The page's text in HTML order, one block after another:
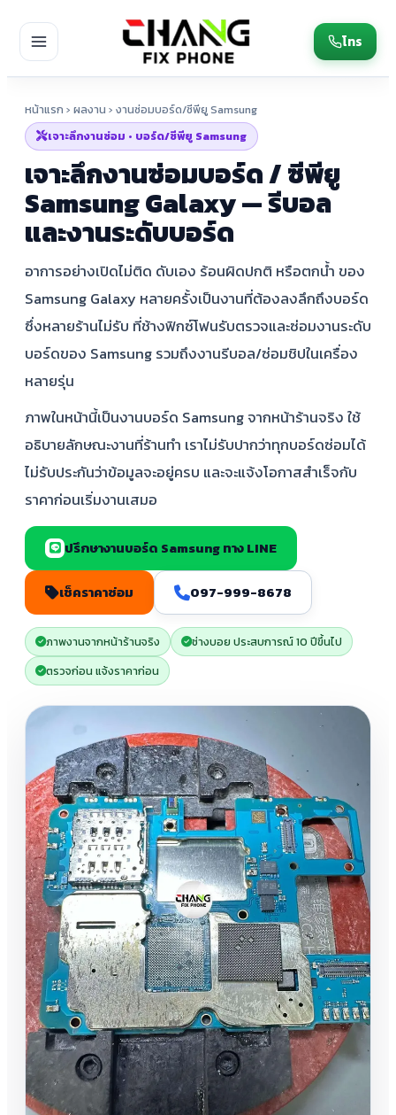
โทร
หน้าแรก › ผลงาน › งานซ่อมบอร์ด/ซีพียู Samsung
เจาะลึกงานซ่อม • บอร์ด/ซีพียู Samsung
เจาะลึกงานซ่อมบอร์ด / ซีพียู
Samsung Galaxy — รีบอล
และงานระดับบอร์ด
อาการอย่างเปิดไม่ติด ดับเอง ร้อนผิดปกติ หรือตกน้ำ ของ
Samsung Galaxy หลายครั้งเป็นงานที่ต้องลงลึกถึงบอร์ด
ซึ่งหลายร้านไม่รับ ที่ช้างฟิกซ์โฟนรับตรวจและซ่อมงานระดับ
บอร์ดของ Samsung รวมถึงงานรีบอล/ซ่อมชิปในเครื่อง
หลายรุ่น
ภาพในหน้านี้เป็นงานบอร์ด Samsung จากหน้าร้านจริง ใช้
อธิบายลักษณะงานที่ร้านทำ เราไม่รับปากว่าทุกบอร์ดซ่อมได้
ไม่รับประกันว่าข้อมูลจะอยู่ครบ และจะแจ้งโอกาสสำเร็จกับ
ราคาก่อนเริ่มงานเสมอ
ปรึกษางานบอร์ด Samsung ทาง LINE
เช็คราคาซ่อม 097-999-8678
ภาพงานจากหน้าร้านจริง
ช่างบอย ประสบการณ์ 10 ปีขึ้นไป
ตรวจก่อน แจ้งราคาก่อน